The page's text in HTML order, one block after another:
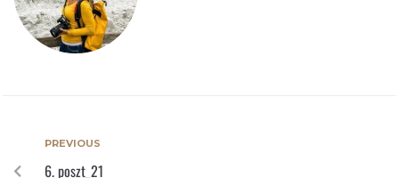
PREVIOUS
6. poszt_21